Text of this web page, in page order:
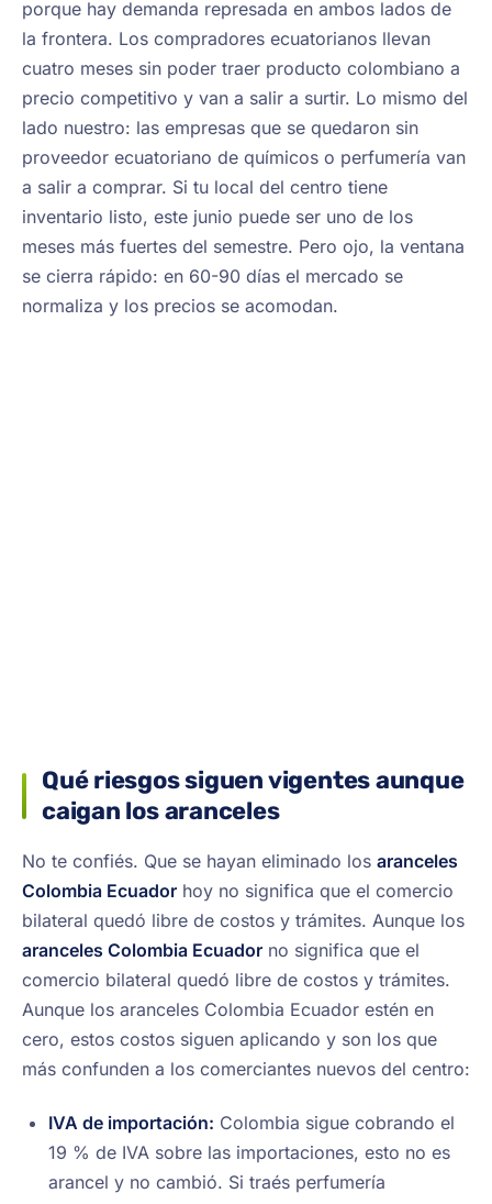
porque hay demanda represada en ambos lados de
la frontera. Los compradores ecuatorianos llevan
cuatro meses sin poder traer producto colombiano a
precio competitivo y van a salir a surtir. Lo mismo del
lado nuestro: las empresas que se quedaron sin
proveedor ecuatoriano de químicos o perfumería van
a salir a comprar. Si tu local del centro tiene
inventario listo, este junio puede ser uno de los
meses más fuertes del semestre. Pero ojo, la ventana
se cierra rápido: en 60-90 días el mercado se
normaliza y los precios se acomodan.
Qué riesgos siguen vigentes aunque
caigan los aranceles
No te confiés. Que se hayan eliminado los aranceles
Colombia Ecuador hoy no significa que el comercio
bilateral quedó libre de costos y trámites. Aunque los
aranceles Colombia Ecuador no significa que el
comercio bilateral quedó libre de costos y trámites.
Aunque los aranceles Colombia Ecuador estén en
cero, estos costos siguen aplicando y son los que
más confunden a los comerciantes nuevos del centro:
IVA de importación: Colombia sigue cobrando el
19 % de IVA sobre las importaciones, esto no es
arancel y no cambió. Si traés perfumería